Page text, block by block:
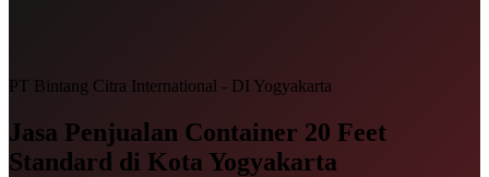
PT Bintang Citra International - DI Yogyakarta
Jasa Penjualan Container 20 Feet
Standard di Kota Yogyakarta